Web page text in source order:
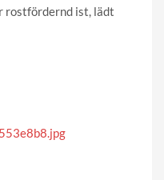
rostfördernd ist, lädt